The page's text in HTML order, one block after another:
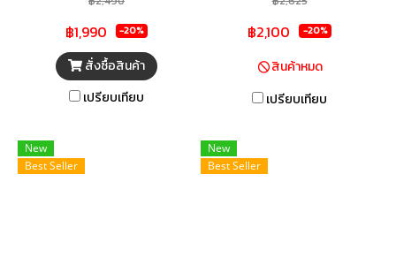
฿1,990 -20%
สั่งซื้อสินค้า
เปรียบเทียบ
฿2,100 -20%
สินค้าหมด
เปรียบเทียบ
New
Best Seller
New
Best Seller